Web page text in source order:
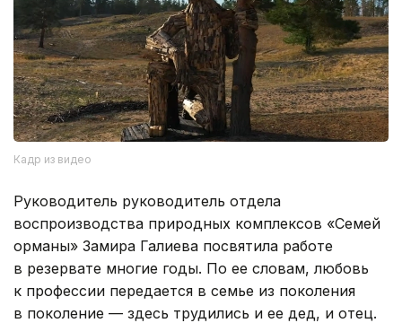
Кадр из видео
Руководитель руководитель отдела
воспроизводства природных комплексов «Семей
орманы» Замира Галиева посвятила работе
в резервате многие годы. По ее словам, любовь
к профессии передается в семье из поколения
в поколение — здесь трудились и ее дед, и отец.